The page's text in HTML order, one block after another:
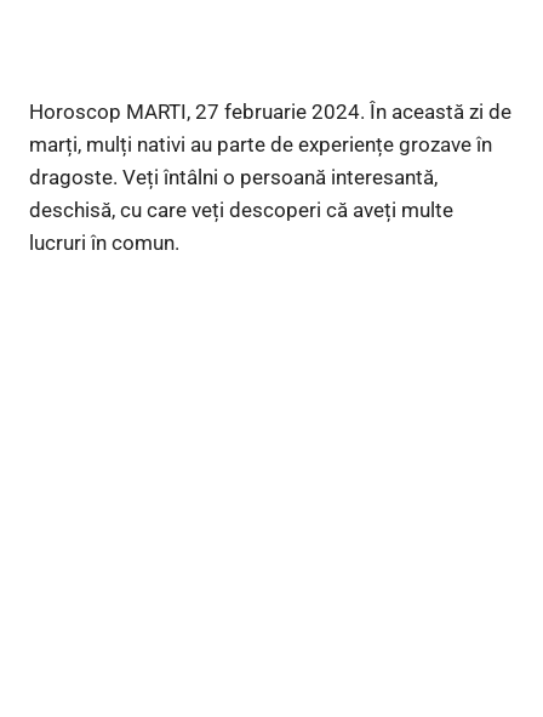
Horoscop MARTI, 27 februarie 2024. În această zi de
marți, mulți nativi au parte de experiențe grozave în
dragoste. Veți întâlni o persoană interesantă,
deschisă, cu care veți descoperi că aveți multe
lucruri în comun.